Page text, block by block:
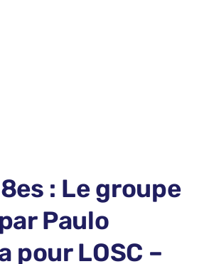
NOUS
: Le groupe
Paulo
pour LOSC –